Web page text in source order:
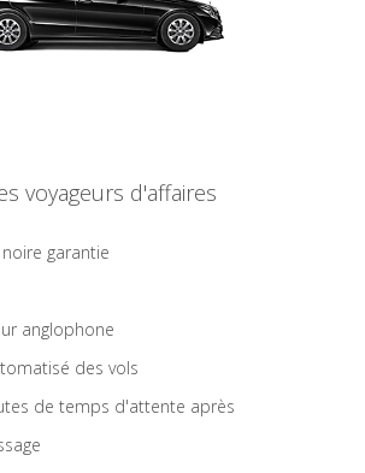
voyageurs d'affaires
garantie
anglophone
des vols
de temps d'attente après